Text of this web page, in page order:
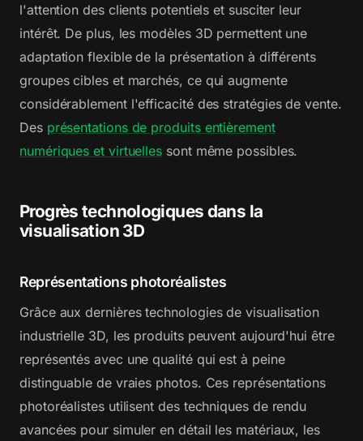
l'attention des clients potentiels et susciter leur
intérêt. De plus, les modèles 3D permettent une
adaptation flexible de la présentation à différents
groupes cibles et marchés, ce qui augmente
considérablement l'efficacité des stratégies de vente.
Des présentations de produits entièrement
numériques et virtuelles sont même possibles.
Progrès technologiques dans la
visualisation 3D
Représentations photoréalistes
Grâce aux dernières technologies de visualisation
industrielle 3D, les produits peuvent aujourd'hui être
représentés avec une qualité qui est à peine
distinguable de vraies photos. Ces représentations
photoréalistes utilisent des techniques de rendu
avancées pour simuler en détail les matériaux, les